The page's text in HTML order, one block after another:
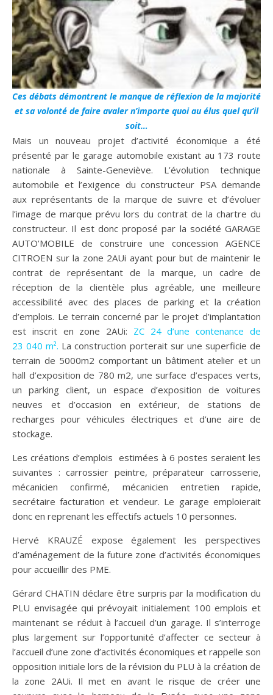
Ces débats démontrent le manque de réflexion de la majorité
et sa volonté de faire avaler n’importe quoi au élus quel qu’il
soit…
Mais un nouveau projet d’activité économique a été
présenté par le garage automobile existant au 173 route
nationale à Sainte-Geneviève. L’évolution technique
automobile et l’exigence du constructeur PSA demande
aux représentants de la marque de suivre et d’évoluer
l’image de marque prévu lors du contrat de la chartre du
constructeur. Il est donc proposé par la société GARAGE
AUTO’MOBILE de construire une concession AGENCE
CITROEN sur la zone 2AUi ayant pour but de maintenir le
contrat de représentant de la marque, un cadre de
réception de la clientèle plus agréable, une meilleure
accessibilité avec des places de parking et la création
d’emplois. Le terrain concerné par le projet d’implantation
est inscrit en zone 2AUi: ZC 24 d’une contenance de
23 040 m². La construction porterait sur une superficie de
terrain de 5000m2 comportant un bâtiment atelier et un
hall d’exposition de 780 m2, une surface d’espaces verts,
un parking client, un espace d’exposition de voitures
neuves et d’occasion en extérieur, de stations de
recharges pour véhicules électriques et d’une aire de
stockage.
Les créations d’emplois estimées à 6 postes seraient les
suivantes : carrossier peintre, préparateur carrosserie,
mécanicien confirmé, mécanicien entretien rapide,
secrétaire facturation et vendeur. Le garage emploierait
donc en reprenant les effectifs actuels 10 personnes.
Hervé KRAUZÉ expose également les perspectives
d’aménagement de la future zone d’activités économiques
pour accueillir des PME.
Gérard CHATIN déclare être surpris par la modification du
PLU envisagée qui prévoyait initialement 100 emplois et
maintenant se réduit à l’accueil d’un garage. Il s’interroge
plus largement sur l’opportunité d’affecter ce secteur à
l’accueil d’une zone d’activités économiques et rappelle son
opposition initiale lors de la révision du PLU à la création de
la zone 2AUi. Il met en avant le risque de créer une